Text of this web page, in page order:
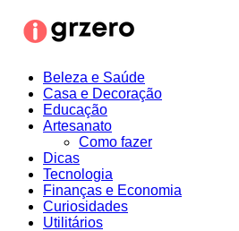
para
Beleza e Saúde
Casa e Decoração
Educação
Artesanato
Como fazer
Dicas
Tecnologia
Finanças e Economia
Curiosidades
Utilitários